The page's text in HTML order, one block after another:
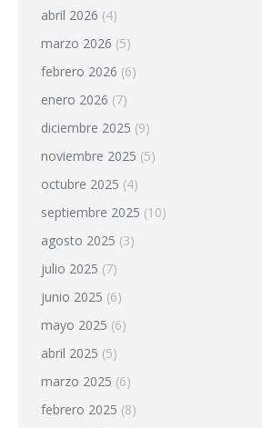
abril 2026 (4)
marzo 2026 (5)
febrero 2026 (6)
enero 2026 (7)
diciembre 2025 (9)
noviembre 2025 (5)
octubre 2025 (4)
septiembre 2025 (10)
agosto 2025 (3)
julio 2025 (7)
junio 2025 (6)
mayo 2025 (6)
abril 2025 (5)
marzo 2025 (6)
febrero 2025 (8)